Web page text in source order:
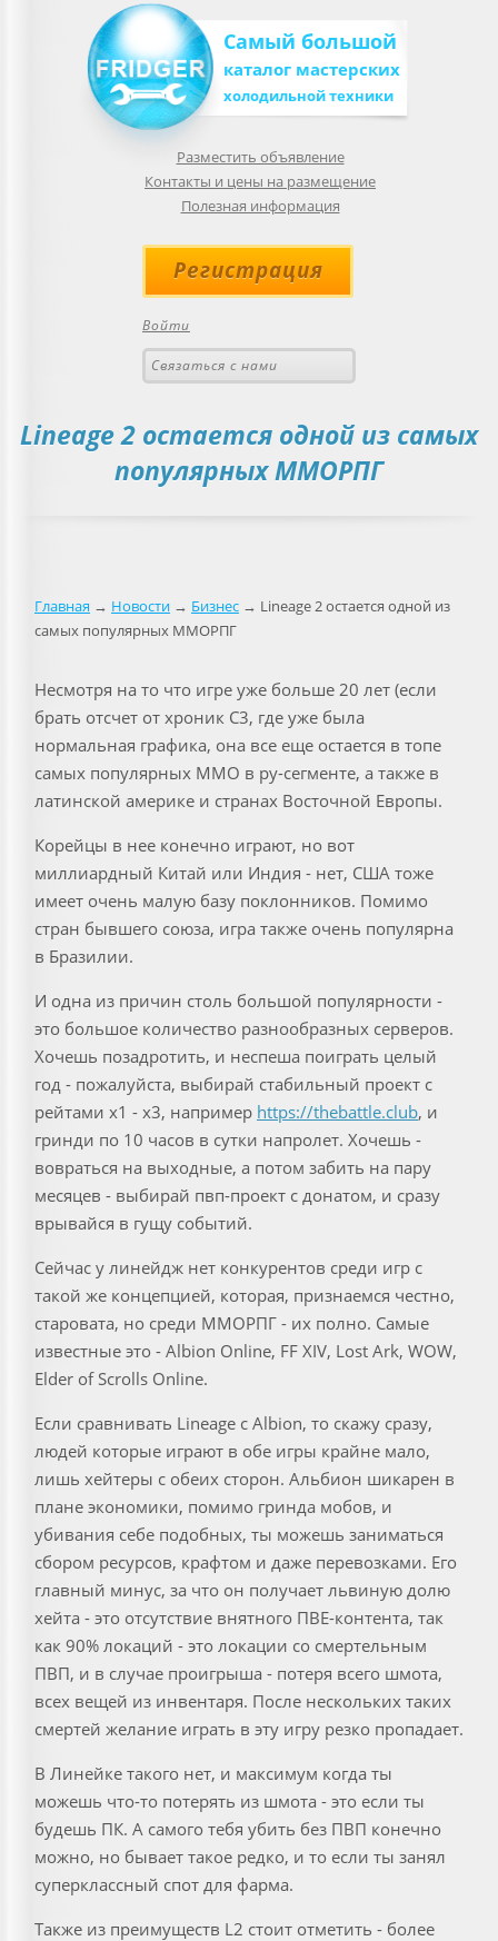
Самый большой
каталог мастерских
холодильной техники
Разместить объявление
Контакты и цены на размещение
Полезная информация
Регистрация
Войти
Связаться с нами
Lineage 2 остается одной из самых
популярных ММОРПГ
Главная → Новости → Бизнес → Lineage 2 остается одной из
самых популярных ММОРПГ
Несмотря на то что игре уже больше 20 лет (если
брать отсчет от хроник С3, где уже была
нормальная графика, она все еще остается в топе
самых популярных ММО в ру-сегменте, а также в
латинской америке и странах Восточной Европы.
Корейцы в нее конечно играют, но вот
миллиардный Китай или Индия - нет, США тоже
имеет очень малую базу поклонников. Помимо
стран бывшего союза, игра также очень популярна
в Бразилии.
И одна из причин столь большой популярности -
это большое количество разнообразных серверов.
Хочешь позадротить, и неспеша поиграть целый
год - пожалуйста, выбирай стабильный проект с
рейтами х1 - х3, например https://thebattle.club, и
гринди по 10 часов в сутки напролет. Хочешь -
вовраться на выходные, а потом забить на пару
месяцев - выбирай пвп-проект с донатом, и сразу
врывайся в гущу событий.
Сейчас у линейдж нет конкурентов среди игр с
такой же концепцией, которая, признаемся честно,
старовата, но среди ММОРПГ - их полно. Самые
известные это - Albion Online, FF XIV, Lost Ark, WOW,
Elder of Scrolls Online.
Если сравнивать Lineage с Albion, то скажу сразу,
людей которые играют в обе игры крайне мало,
лишь хейтеры с обеих сторон. Альбион шикарен в
плане экономики, помимо гринда мобов, и
убивания себе подобных, ты можешь заниматься
сбором ресурсов, крафтом и даже перевозками. Его
главный минус, за что он получает львиную долю
хейта - это отсутствие внятного ПВЕ-контента, так
как 90% локаций - это локации со смертельным
ПВП, и в случае проигрыша - потеря всего шмота,
всех вещей из инвентаря. После нескольких таких
смертей желание играть в эту игру резко пропадает.
В Линейке такого нет, и максимум когда ты
можешь что-то потерять из шмота - это если ты
будешь ПК. А самого тебя убить без ПВП конечно
можно, но бывает такое редко, и то если ты занял
суперклассный спот для фарма.
Также из преимуществ L2 стоит отметить - более